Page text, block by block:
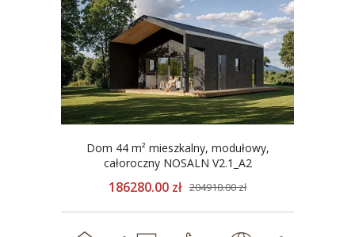
Dom 44 m² mieszkalny, modułowy,
całoroczny NOSALN V2.1_A2
186280.00 zł 204910.00 zł